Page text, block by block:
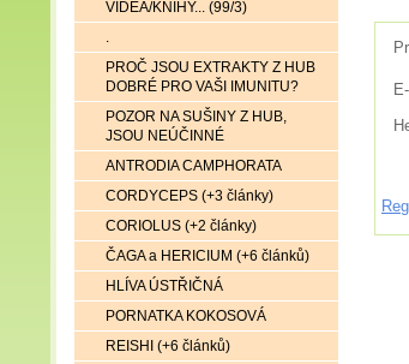
VIDEA/KNIHY... (99/3)
.
PROČ JSOU EXTRAKTY Z HUB
DOBRÉ PRO VAŠI IMUNITU?
POZOR NA SUŠINY Z HUB,
JSOU NEÚČINNÉ
ANTRODIA CAMPHORATA
CORDYCEPS (+3 články)
CORIOLUS (+2 články)
ČAGA a HERICIUM (+6 článků)
HLÍVA ÚSTŘIČNÁ
PORNATKA KOKOSOVÁ
REISHI (+6 článků)